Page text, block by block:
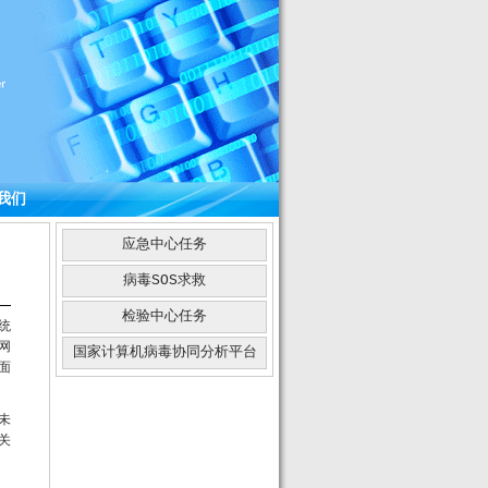
们
应急中心任务
病毒SOS求救
检验中心任务
国家计算机病毒协同分析平台